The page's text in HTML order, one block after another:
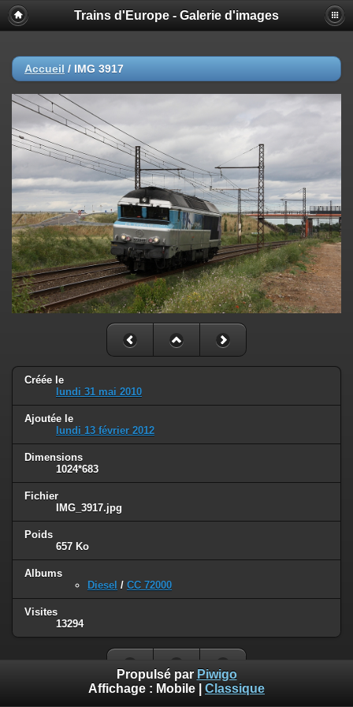
Trains d'Europe - Galerie d'images
Accueil / IMG 3917
Créée le
lundi 31 mai 2010
Ajoutée le
lundi 13 février 2012
Dimensions
1024*683
Fichier
IMG_3917.jpg
Poids
657 Ko
Albums
Diesel / CC 72000
Visites
13294
Propulsé par Piwigo
Affichage : Mobile Classique